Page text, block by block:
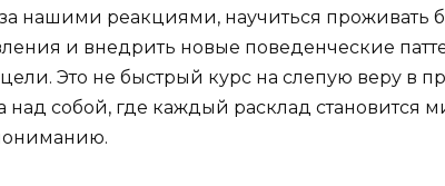
за нашими реакциями, научиться проживать
и внедрить новые поведенческие
Это не быстрый курс на слепую веру в
над собой, где каждый расклад становится